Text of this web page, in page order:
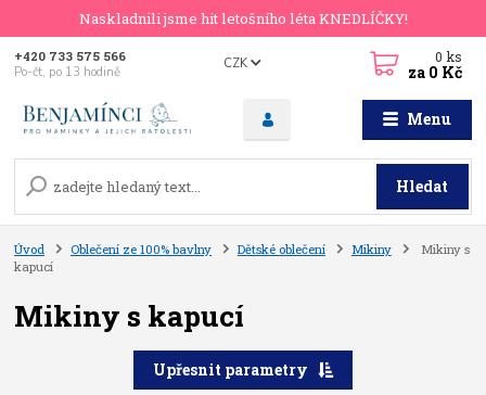
Naskladnili jsme hit letošního léta KNEDLÍČKY!
Menu
CZK
Hledat
+420 733 575 566
Po-čt, po 13 hodině
0ks
za 0 Kč
Úvod Oblečení ze 100% bavlny Dětské oblečení Mikiny
Mikiny s
kapucí
Mikiny s kapucí
Upřesnit parametry